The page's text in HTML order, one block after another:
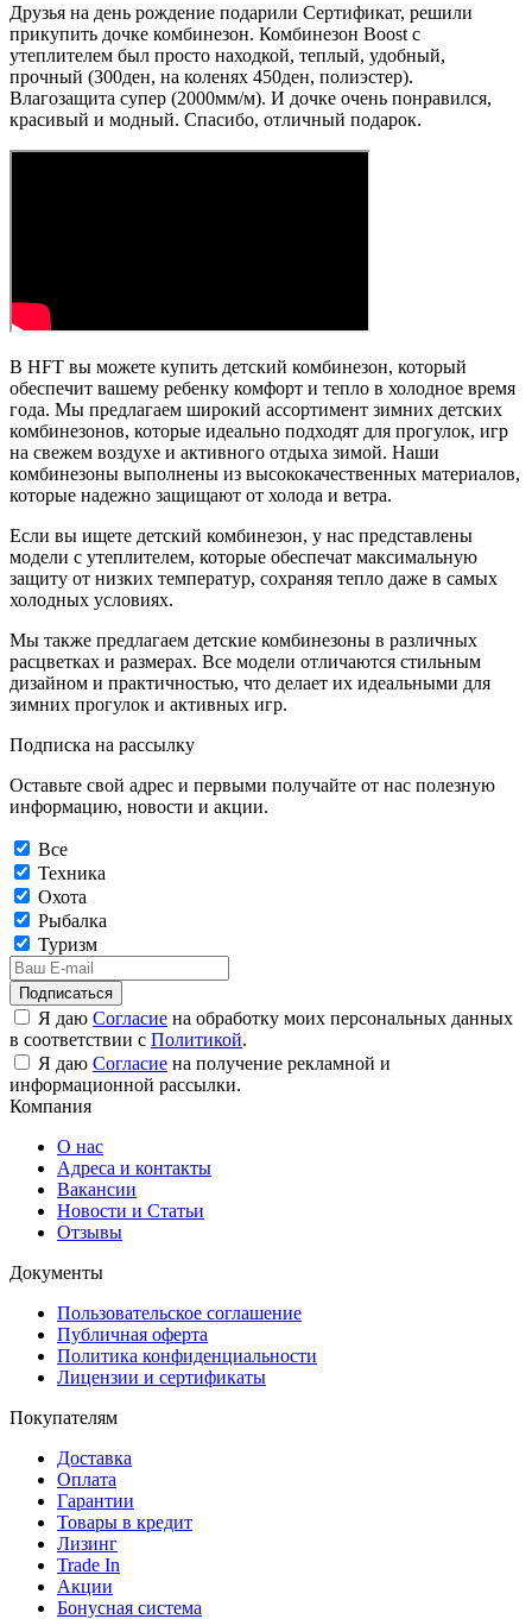
Друзья на день рождение подарили Сертификат, решили
прикупить дочке комбинезон. Комбинезон Boost с
утеплителем был просто находкой, теплый, удобный,
прочный (300ден, на коленях 450ден, полиэстер).
Влагозащита супер (2000мм/м). И дочке очень понравился,
красивый и модный. Спасибо, отличный подарок.
В HFT вы можете купить детский комбинезон, который
обеспечит вашему ребенку комфорт и тепло в холодное время
года. Мы предлагаем широкий ассортимент зимних детских
комбинезонов, которые идеально подходят для прогулок, игр
на свежем воздухе и активного отдыха зимой. Наши
комбинезоны выполнены из высококачественных материалов,
которые надежно защищают от холода и ветра.
Если вы ищете детский комбинезон, у нас представлены
модели с утеплителем, которые обеспечат максимальную
защиту от низких температур, сохраняя тепло даже в самых
холодных условиях.
Мы также предлагаем детские комбинезоны в различных
расцветках и размерах. Все модели отличаются стильным
дизайном и практичностью, что делает их идеальными для
зимних прогулок и активных игр.
Подписка на рассылку
Оставьте свой адрес и первыми получайте от нас полезную
информацию, новости и акции.
Все
Техника
Охота
Рыбалка
Туризм
Подписаться
Я даю Согласие на обработку моих персональных данных
в соответствии с Политикой.
Я даю Согласие на получение рекламной и
информационной рассылки.
Компания
О нас
Адреса и контакты
Вакансии
Новости и Статьи
Отзывы
Документы
Пользовательское соглашение
Публичная оферта
Политика конфиденциальности
Лицензии и сертификаты
Покупателям
Доставка
Оплата
Гарантии
Товары в кредит
Лизинг
Trade In
Акции
Бонусная система